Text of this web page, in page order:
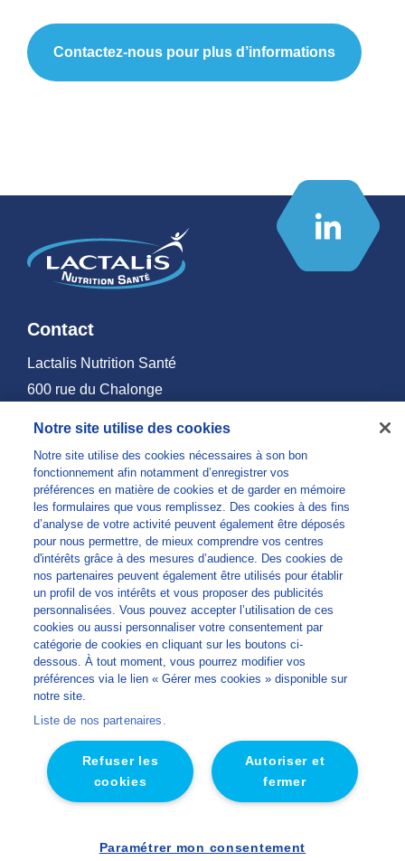
Contactez-nous pour plus d’informations
Contact
Lactalis Nutrition Santé
600 rue du Chalonge
info@lns-privatelabel.com
Lactalis Nutrition Santé
Nous découvrir
Notre expertise
Nos produits
Nos engagements
Blog
Divers
Plan du site
Mentions légales
Politique de données personnelles
Politique de Gestion des Cookies
Accessibilité
Notre site utilise des cookies
Notre site utilise des cookies nécessaires à son bon
fonctionnement afin notamment d’enregistrer vos
préférences en matière de cookies et de garder en mémoire
les formulaires que vous remplissez. Des cookies à des fins
d’analyse de votre activité peuvent également être déposés
pour nous permettre, de mieux comprendre vos centres
d'intérêts grâce à des mesures d’audience. Des cookies de
nos partenaires peuvent également être utilisés pour établir
un profil de vos intérêts et vous proposer des publicités
personnalisées. Vous pouvez accepter l’utilisation de ces
cookies ou aussi personnaliser votre consentement par
catégorie de cookies en cliquant sur les boutons ci-
dessous. À tout moment, vous pourrez modifier vos
préférences via le lien « Gérer mes cookies » disponible sur
notre site.
Liste de nos partenaires.
Autoriser et
fermer
Refuser les
cookies
Paramétrer mon consentement